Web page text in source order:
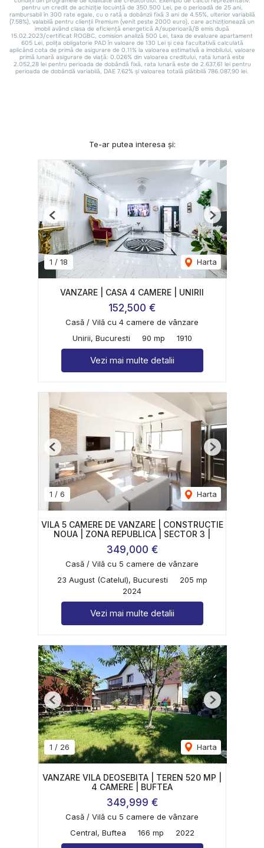
Te-ar putea interesa și:
1 / 18 Harta
Previous Next
VANZARE | CASA 4 CAMERE | UNIRII
152,500 €
Casă / Vilă cu 4 camere de vânzare
Unirii, Bucuresti
90 mp 1910
Vezi mai multe detalii
1 / 6 Harta
Previous Next
VILA 5 CAMERE DE VANZARE | CONSTRUCTIE
NOUA | ZONA REPUBLICA | SECTOR 3 |
349,000 €
Casă / Vilă cu 5 camere de vânzare
23 August (Catelul), Bucuresti
205 mp
2024
Vezi mai multe detalii
1 / 26 Harta
Previous Next
VANZARE VILA DEOSEBITA | TEREN 520 MP |
4 CAMERE | BUFTEA
349,999 €
Casă / Vilă cu 5 camere de vânzare
Central, Buftea
166 mp 2022